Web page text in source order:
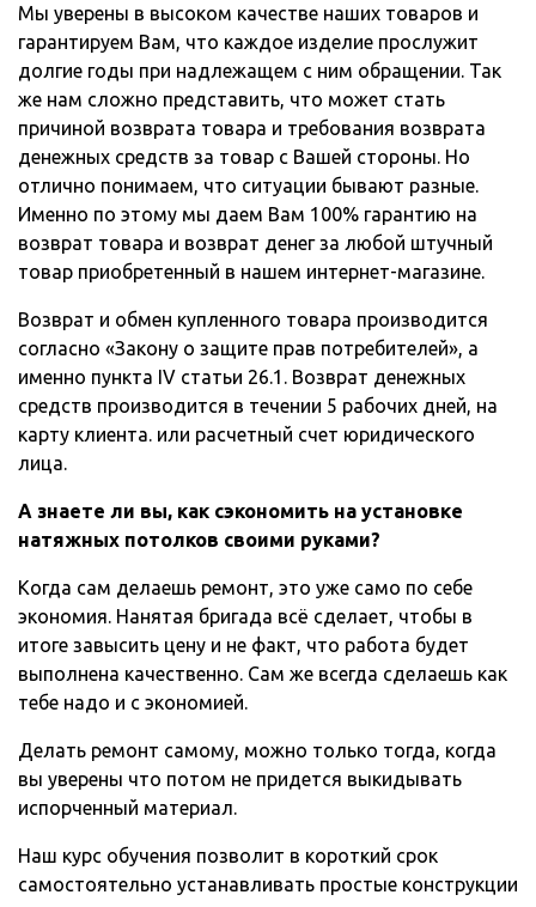
Мы уверены в высоком качестве наших товаров и
гарантируем Вам, что каждое изделие прослужит
долгие годы при надлежащем с ним обращении. Так
же нам сложно представить, что может стать
причиной возврата товара и требования возврата
денежных средств за товар с Вашей стороны. Но
отлично понимаем, что ситуации бывают разные.
Именно по этому мы даем Вам 100% гарантию на
возврат товара и возврат денег за любой штучный
товар приобретенный в нашем интернет-магазине.
Возврат и обмен купленного товара производится
согласно «Закону о защите прав потребителей», а
именно пункта IV статьи 26.1. Возврат денежных
средств производится в течении 5 рабочих дней, на
карту клиента. или расчетный счет юридического
лица.
А знаете ли вы, как сэкономить на установке
натяжных потолков своими руками?
Когда сам делаешь ремонт, это уже само по себе
экономия. Нанятая бригада всё сделает, чтобы в
итоге завысить цену и не факт, что работа будет
выполнена качественно. Сам же всегда сделаешь как
тебе надо и с экономией.
Делать ремонт самому, можно только тогда, когда
вы уверены что потом не придется выкидывать
испорченный материал.
Наш курс обучения позволит в короткий срок
самостоятельно устанавливать простые конструкции